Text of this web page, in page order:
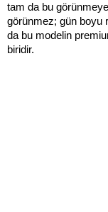
tam da bu
görünmez; gün boyu
da bu modelin
biridir.